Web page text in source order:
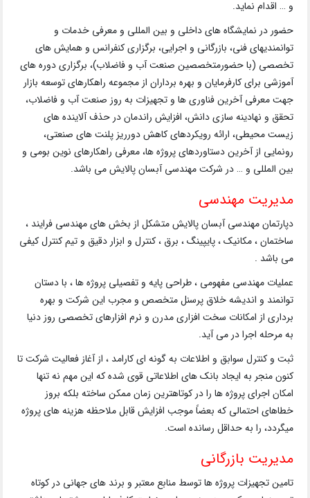
و … اقدام نماید.
حضور در نمایشگاه های داخلی و بین المللی و معرفی خدمات و
توانمندیهای فنی، بازرگانی و اجرایی، برگزاری کنفرانس و همایش های
تخصصی (با حضورمتخصصین صنعت آب و فاضلاب)، برگزاری دوره های
آموزشی برای کارفرمایان و بهره برداران از مجموعه راهکارهای توسعه بازار
جهت معرفی آخرین فناوری ها و تجهیزات به روز صنعت آب و فاضلاب،
تحقق و نهادینه سازی دانش، افزایش راندمان در حذف آلاینده های
زیست محیطی، ارائه رویکردهای کاهش دورریز پلنت های صنعتی،
رونمایی از آخرین دستاوردهای پروژه ها، معرفی راهکارهای نوین بومی و
بین المللی و … در شرکت مهندسی آبسان پالایش می باشد.
مدیریت مهندسی
دپارتمان مهندسی آبسان پالایش متشکل از بخش های مهندسی فرایند ،
ساختمان ، مکانیک ، پایپینگ ، برق ، کنترل و ابزار دقیق و تیم کنترل کیفی
می باشد .
عملیات مهندسی مفهومی ، طراحی پایه و تفصیلی پروژه ها ، با دستان
توانمند و اندیشه خلاق پرسنل متخصص و مجرب این شرکت و بهره
برداری از امکانات سخت افزاری مدرن و نرم افزارهای تخصصی روز دنیا
به مرحله اجرا در می آید.
ثبت و کنترل سوابق و اطلاعات به گونه ای کارامد ، از آغاز فعالیت شرکت تا
کنون منجر به ایجاد بانک های اطلاعاتی قوی شده که این مهم نه تنها
امکان اجرای پروژه ها را در کوتاهترین زمان ممکن ساخته بلکه بروز
خطاهای احتمالی که بعضاً موجب افزایش قابل ملاحظه هزینه های پروژه
میگردد، را به حداقل رسانده است.
مدیریت بازرگانی
تامین تجهیزات پروژه ها توسط منابع معتبر و برند های جهانی در کوتاه